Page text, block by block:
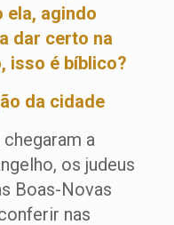
ela, agindo
dar certo na
isso é bíblico?
da cidade
a
os judeus
Boas-Novas
nas